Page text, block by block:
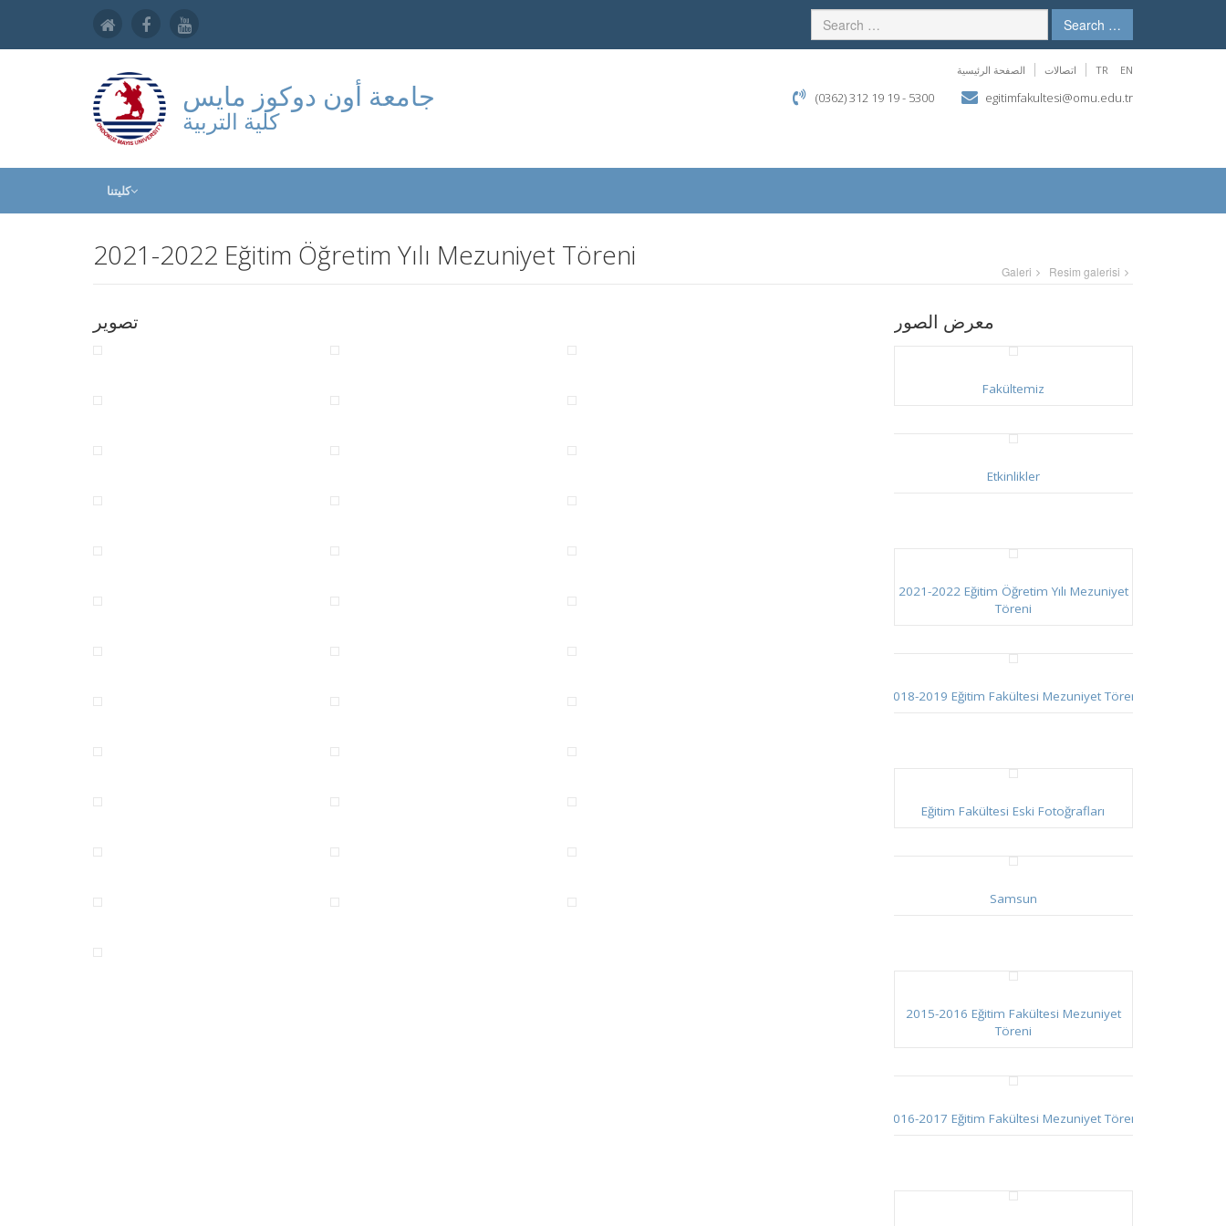
Search …
جامعة أون دوكوز مايس
كلية التربية
الصفحة الرئيسية اتصالات TR EN
(0362) 312 19 19 - 5300 egitimfakultesi@omu.edu.tr
كليتنا
2021-2022 Eğitim Öğretim Yılı Mezuniyet Töreni Galeri Resim galerisi
تصوير معرض الصور
Fakültemiz
Etkinlikler
2021-2022 Eğitim Öğretim Yılı Mezuniyet
Töreni
2018-2019 Eğitim Fakültesi Mezuniyet Töreni
Eğitim Fakültesi Eski Fotoğrafları
Samsun
2015-2016 Eğitim Fakültesi Mezuniyet
Töreni
2016-2017 Eğitim Fakültesi Mezuniyet Töreni